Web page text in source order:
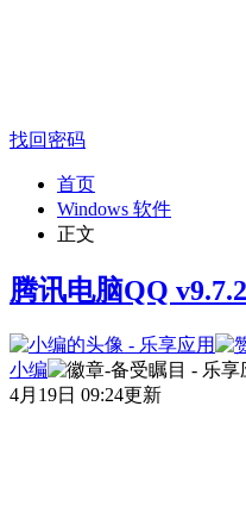
找回密码
首页
Windows 软件
正文
腾讯电脑QQ
小编
4月19日 09:24更新